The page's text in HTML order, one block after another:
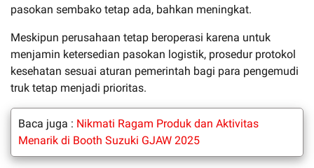
pasokan sembako tetap ada, bahkan meningkat.
Meskipun perusahaan tetap beroperasi karena untuk
menjamin ketersedian pasokan logistik, prosedur protokol
kesehatan sesuai aturan pemerintah bagi para pengemudi
truk tetap menjadi prioritas.
Baca juga : Nikmati Ragam Produk dan Aktivitas
Menarik di Booth Suzuki GJAW 2025